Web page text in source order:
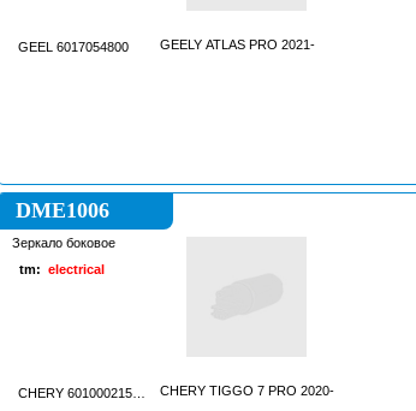
GEEL 6017054800 GEELY ATLAS PRO 2021-
DME1006
Зеркало боковое
tm: electrical
CHERY TIGGO 7 PRO 2020-